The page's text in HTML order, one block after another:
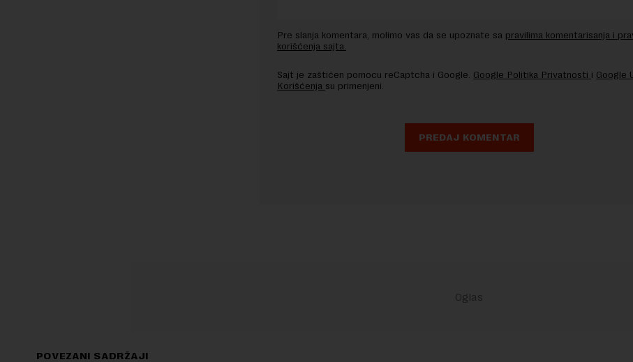
Pre slanja komentara, molimo vas da se upoznate sa pravilima komentarisanja i
korišćenja sajta.
Sajt je zaštićen pomocu reCaptcha i Google. Google Politika Privatnosti i Google
Korišćenja su primenjeni.
POVEZANI SADRŽAJI